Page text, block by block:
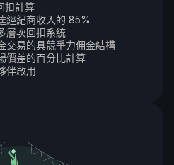
扣計算
經紀商收入的 85%
層次回扣系統
交易的具競爭力佣金結構
價差的百分比計算
伴啟用